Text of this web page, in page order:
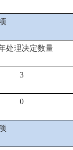
处理决定数量
3
0